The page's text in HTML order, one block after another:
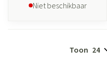
Niet beschikbaar
Toon